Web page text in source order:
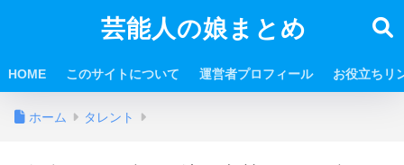
芸能人の娘まとめ
HOME このサイトについて 運営者プロフィール お役立ちリ
ホーム タレント